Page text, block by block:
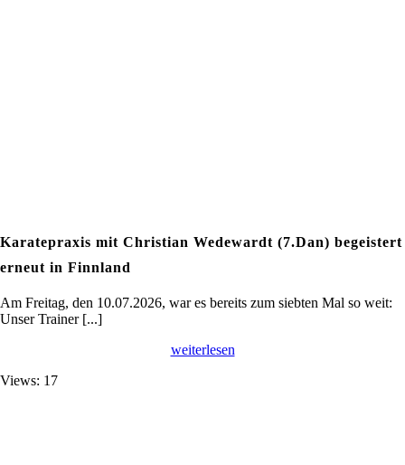
Karatepraxis mit Christian Wedewardt (7.Dan) begeistert
erneut in Finnland
Am Freitag, den 10.07.2026, war es bereits zum siebten Mal so weit:
Unser Trainer [...]
weiterlesen
Views: 17